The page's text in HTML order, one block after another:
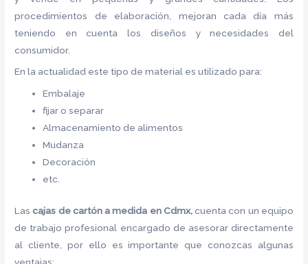
procedimientos de elaboración, mejoran cada día más
teniendo en cuenta los diseños y necesidades del
consumidor.
En la actualidad este tipo de material es utilizado para:
Embalaje
fijar o separar
Almacenamiento de alimentos
Mudanza
Decoración
etc.
Lascajas de cartón a medida en Cdmx,cuenta con un equipo
de trabajo profesional encargado de asesorar directamente
al cliente, por ello es importante que conozcas algunas
ventajas: